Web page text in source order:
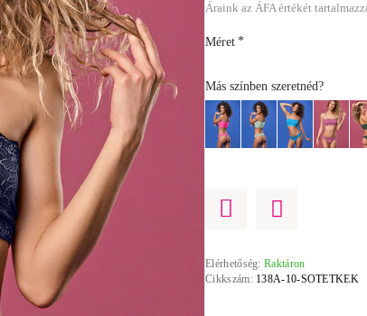
Elérhetőség:Raktáron
Cikkszám: 138A-10-SOTETKEK
Áraink az ÁFA értékét
Más színben szeretnéd?
Méret